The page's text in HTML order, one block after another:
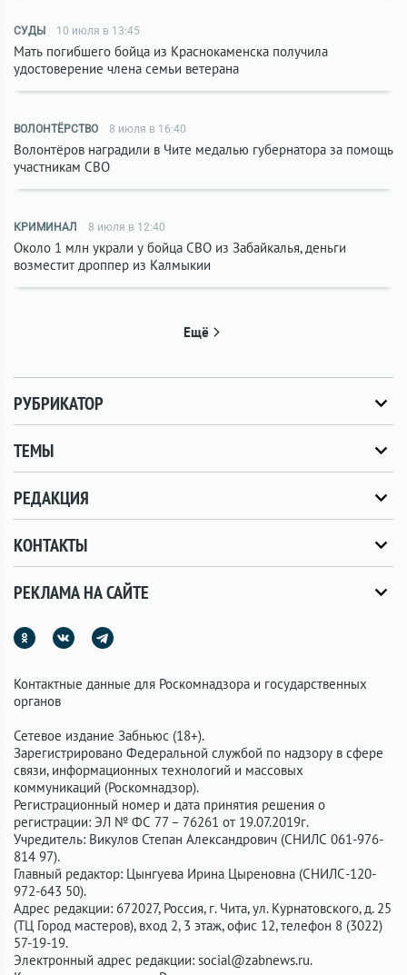
СУДЫ 10 июля в 13:45
Мать погибшего бойца из Краснокаменска получила
удостоверение члена семьи ветерана
ВОЛОНТЁРСТВО 8 июля в 16:40
Волонтёров наградили в Чите медалью губернатора за помощь
участникам СВО
КРИМИНАЛ 8 июля в 12:40
Около 1 млн украли у бойца СВО из Забайкалья, деньги
возместит дроппер из Калмыкии
Ещё
РУБРИКАТОР
ТЕМЫ
РЕДАКЦИЯ
КОНТАКТЫ
РЕКЛАМА НА САЙТЕ
Контактные данные для Роскомнадзора и государственных
органов
Сетевое издание Забньюс (18+).
Зарегистрировано Федеральной службой по надзору в сфере
связи, информационных технологий и массовых
коммуникаций (Роскомнадзор).
Регистрационный номер и дата принятия решения о
регистрации: ЭЛ № ФС 77 – 76261 от 19.07.2019г.
Учредитель: Викулов Степан Александрович (СНИЛС 061-976-
814 97).
Главный редактор: Цынгуева Ирина Цыреновна (СНИЛС-120-
972-643 50).
Адрес редакции: 672027, Россия, г. Чита, ул. Курнатовского, д. 25
(ТЦ Город мастеров), вход 2, 3 этаж, офис 12, телефон 8 (3022)
57-19-19.
Электронный адрес редакции: social@zabnews.ru.